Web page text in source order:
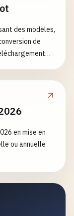
des modèles,
de
en mise en
ou annuelle